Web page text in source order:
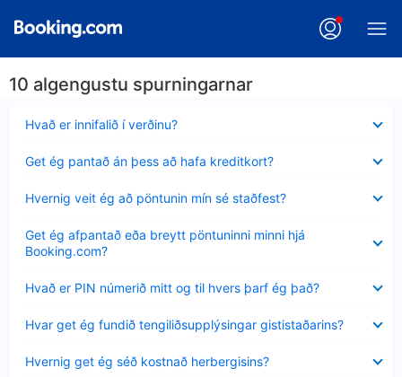
10 algengustu spurningarnar
Hvað er innifalið í verðinu?
sýnt
Get ég pantað án þess að hafa kreditkort?
sýnt
Hvernig veit ég að pöntunin mín sé staðfest?
sýnt
Get ég afpantað eða breytt pöntuninni minni hjá
Booking.com?
sýnt
Hvað er PIN númerið mitt og til hvers þarf ég það?
sýnt
Hvar get ég fundið tengiliðsupplýsingar gististaðarins?
sýnt
Hvernig get ég séð kostnað herbergisins?
sýnt